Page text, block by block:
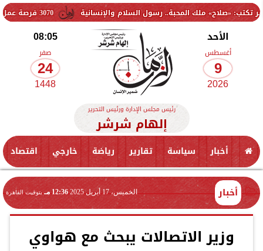
3070 فرصة عمل جديدة بالقطاع الخاص.. وظائف برواتب تصل إلى 9500 جنيه المحبة.. رسول السلام والإنسانية
الأحد
أغسطس
9
2026
08:05
صفر
24
1448
رئيس مجلس الإدارة ورئيس التحرير
إلهام شرشر
أخبار سياسة تقارير رياضة خارجي اقتصاد
أخبار الخميس، 17 أبريل 2025 12:36 مـ بتوقيت القاهرة
وزير الاتصالات يبحث مع هواوي